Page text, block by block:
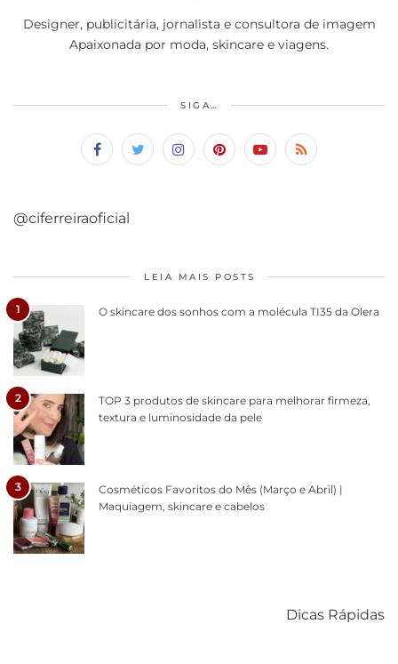
Designer, publicitária, jornalista e consultora de imagem
Apaixonada por moda, skincare e viagens.
SIGA…
@ciferreiraoficial
LEIA MAIS POSTS
1 O skincare dos sonhos com a molécula TI35 da Olera
2
TOP 3 produtos de skincare para melhorar firmeza,
textura e luminosidade da pele
3
Cosméticos Favoritos do Mês (Março e Abril) |
Maquiagem, skincare e cabelos
Dicas Rápidas
diários
cabelos